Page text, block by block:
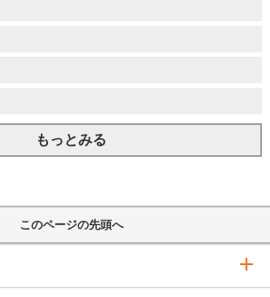
もっとみる
このページの先頭へ